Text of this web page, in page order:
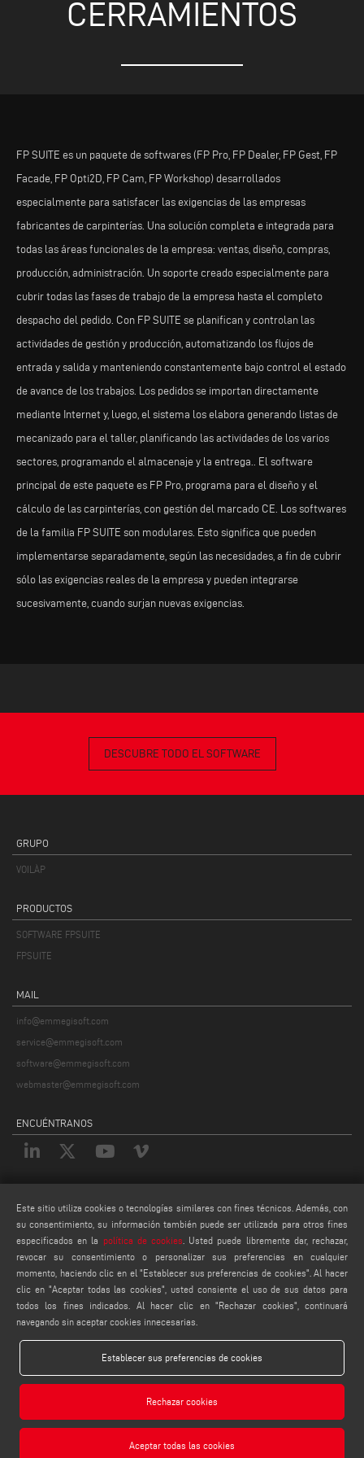
CERRAMIENTOS
FP SUITE es un paquete de softwares (FP Pro, FP Dealer, FP Gest, FP
Facade, FP Opti2D, FP Cam, FP Workshop) desarrollados
especialmente para satisfacer las exigencias de las empresas
fabricantes de carpinterías. Una solución completa e integrada para
todas las áreas funcionales de la empresa: ventas, diseño, compras,
producción, administración. Un soporte creado especialmente para
cubrir todas las fases de trabajo de la empresa hasta el completo
despacho del pedido. Con FP SUITE se planifican y controlan las
actividades de gestión y producción, automatizando los flujos de
entrada y salida y manteniendo constantemente bajo control el estado
de avance de los trabajos. Los pedidos se importan directamente
mediante Internet y, luego, el sistema los elabora generando listas de
mecanizado para el taller, planificando las actividades de los varios
sectores, programando el almacenaje y la entrega.. El software
principal de este paquete es FP Pro, programa para el diseño y el
cálculo de las carpinterías, con gestión del marcado CE. Los softwares
de la familia FP SUITE son modulares. Esto significa que pueden
implementarse separadamente, según las necesidades, a fin de cubrir
sólo las exigencias reales de la empresa y pueden integrarse
sucesivamente, cuando surjan nuevas exigencias.
DESCUBRE TODO EL SOFTWARE
GRUPO
VOILÀP
PRODUCTOS
SOFTWARE FPSUITE
FPSUITE
MAIL
info@emmegisoft.com
service@emmegisoft.com
software@emmegisoft.com
webmaster@emmegisoft.com
ENCUÉNTRANOS
PRIVACY POLICY
LEGAL NOTES
COOKIE POLICY
Emmegisoft S.r.l. - Via Carpi Ravarino, 300, 41019 Soliera MO - ITALY - Phone +39 059
566273 - P.IVA 03236850362
Este sitio utiliza cookies o tecnologías similares con fines técnicos. Además, con
su consentimiento, su información también puede ser utilizada para otros fines
especificados en la
política de cookies . Usted puede libremente dar, rechazar,
revocar su consentimiento o personalizar sus preferencias en cualquier
momento, haciendo clic en el "Establecer sus preferencias de cookies". Al hacer
clic en "Aceptar todas las cookies", usted consiente el uso de sus datos para
todos los fines indicados. Al hacer clic en "Rechazar cookies", continuará
navegando sin aceptar cookies innecesarias.
Establecer sus preferencias de cookies
Rechazar cookies
Aceptar todas las cookies